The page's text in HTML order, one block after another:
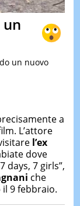
&
TEST
&
LE
un
un nuovo
a
L’attore
l’ex
dove
days, 7 girls”,
che
il 9 febbraio.